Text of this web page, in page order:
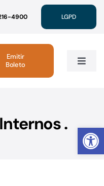
Abrir
4900 LGPD
Toggle
Emitir
Boleto
.